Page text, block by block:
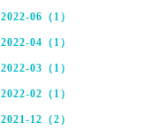
2022-06（1）
2022-04（1）
2022-03（1）
2022-02（1）
2021-12（2）